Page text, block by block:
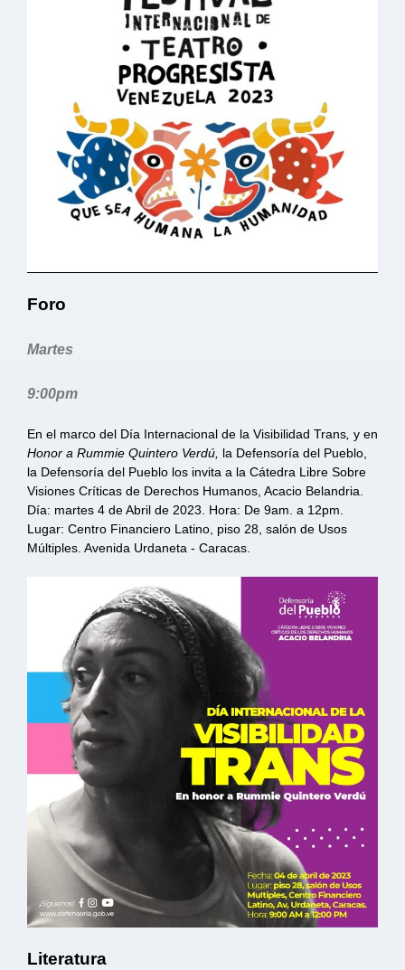
Foro
Martes
9:00pm
‌En el marco del Día Internacional de la Visibilidad Trans y en
Honor a Rummie Quintero Verdú, la Defensoría del Pueblo,
la Defensoría del Pueblo los invita a la Cátedra Libre Sobre
Visiones Críticas de Derechos Humanos, Acacio Belandria.
Día: martes 4 de Abril de 2023. Hora: De 9am. a 12pm.
Lugar: Centro Financiero Latino, piso 28, salón de Usos
Múltiples. Avenida Urdaneta - Caracas.
Literatura